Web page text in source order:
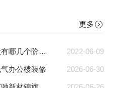
更多
2022-06-09
企业办公室装修设计过程一般有哪几个阶段?
2026-06-30
办公楼装修